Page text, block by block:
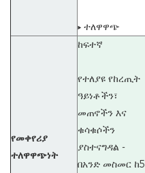
▸ ተለዋዋጭ
የመቀየሪያ
ተለዋዋጭነት
ከፍተኛ
የተለያዩ የከረጢት
ዓይነቶችን፣
መጠኖችን እና
ቁሳቁሶችን
ያስተናግዳል -
በአንድ መስመር ከ5